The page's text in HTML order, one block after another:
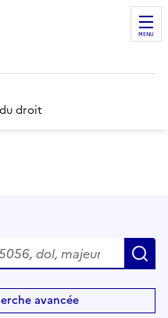
MENU
droit
avancée